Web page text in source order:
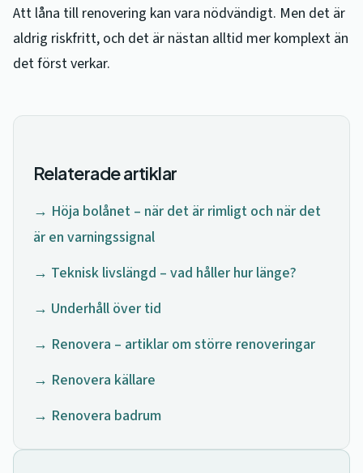
Att låna till renovering kan vara nödvändigt. Men det är
aldrig riskfritt, och det är nästan alltid mer komplext än
det först verkar.
Relaterade artiklar
→ Höja bolånet – när det är rimligt och när det
är en varningssignal
→ Teknisk livslängd – vad håller hur länge?
→ Underhåll över tid
→ Renovera – artiklar om större renoveringar
→ Renovera källare
→ Renovera badrum